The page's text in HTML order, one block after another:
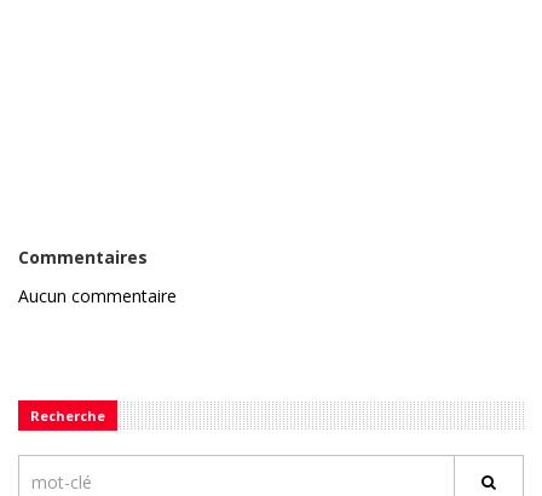
Commentaires
Aucun commentaire
Recherche